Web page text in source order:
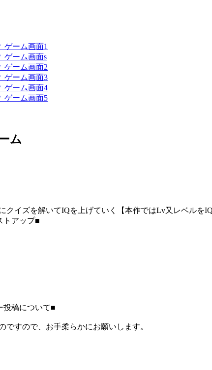
ム
クイズを解いてIQを上げていく【本作ではLv又レベルを
トアップ■
投稿について■
ですので、お手柔らかにお願いします。